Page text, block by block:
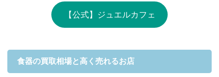
【公式】ジュエルカフェ
食器の買取相場と高く売れるお店